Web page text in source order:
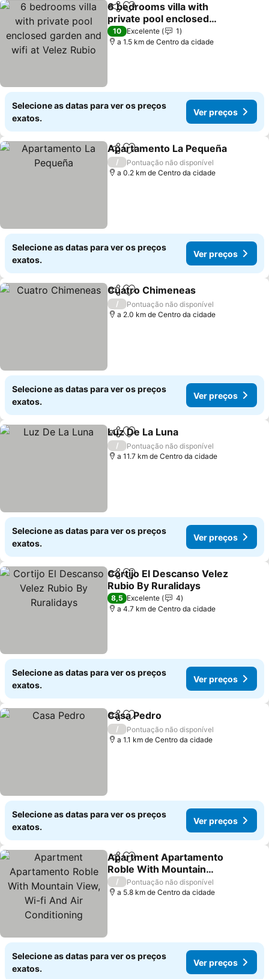
PartilharAdicionar aos favoritos
6 bedrooms villa with
private pool enclosed
garden and wifi at Velez
Rubio
Ver preços
10 Excelente
1
a 1.5 km de Centro da cidade
Selecione as datas para ver os preços
exatos.
Ver preços
PartilharAdicionar aos favoritos
Apartamento La Pequeña
/
Pontuação não disponível
a 0.2 km de Centro da cidade
Selecione as datas para ver os preços
exatos.
Ver preços
PartilharAdicionar aos favoritos
Cuatro Chimeneas
/
Pontuação não disponível
a 2.0 km de Centro da cidade
Selecione as datas para ver os preços
exatos.
Ver preços
PartilharAdicionar aos favoritos
Luz De La Luna
/
Pontuação não disponível
a 11.7 km de Centro da cidade
Selecione as datas para ver os preços
exatos.
Ver preços
PartilharAdicionar aos favoritos
Cortijo El Descanso Velez
Rubio By Ruralidays
Ver preços
8,5 Excelente
4
a 4.7 km de Centro da cidade
Selecione as datas para ver os preços
exatos.
Ver preços
PartilharAdicionar aos favoritos
Casa Pedro
/
Pontuação não disponível
a 1.1 km de Centro da cidade
Selecione as datas para ver os preços
exatos.
Ver preços
PartilharAdicionar aos favoritos
Apartment Apartamento
Roble With Mountain
View, Wi-fi And Air
Conditioning
Ver preços
/
Pontuação não disponível
a 5.8 km de Centro da cidade
Selecione as datas para ver os preços
exatos.
Ver preços